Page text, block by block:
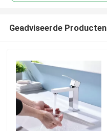
Geadviseerde Producten